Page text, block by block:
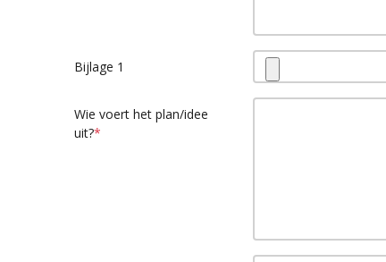
Bijlage 1
Wie voert het plan/idee
uit?*